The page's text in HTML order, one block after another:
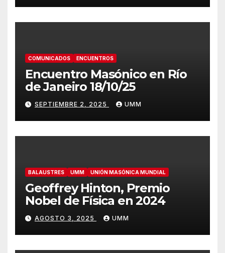
COMUNICADOS ENCUENTROS
Encuentro Masónico en Río
de Janeiro 18/10/25
SEPTIEMBRE 2, 2025 UMM
BALAUSTRES UMM UNIÓN MASÓNICA MUNDIAL
Geoffrey Hinton, Premio
Nobel de Física en 2024
AGOSTO 3, 2025 UMM